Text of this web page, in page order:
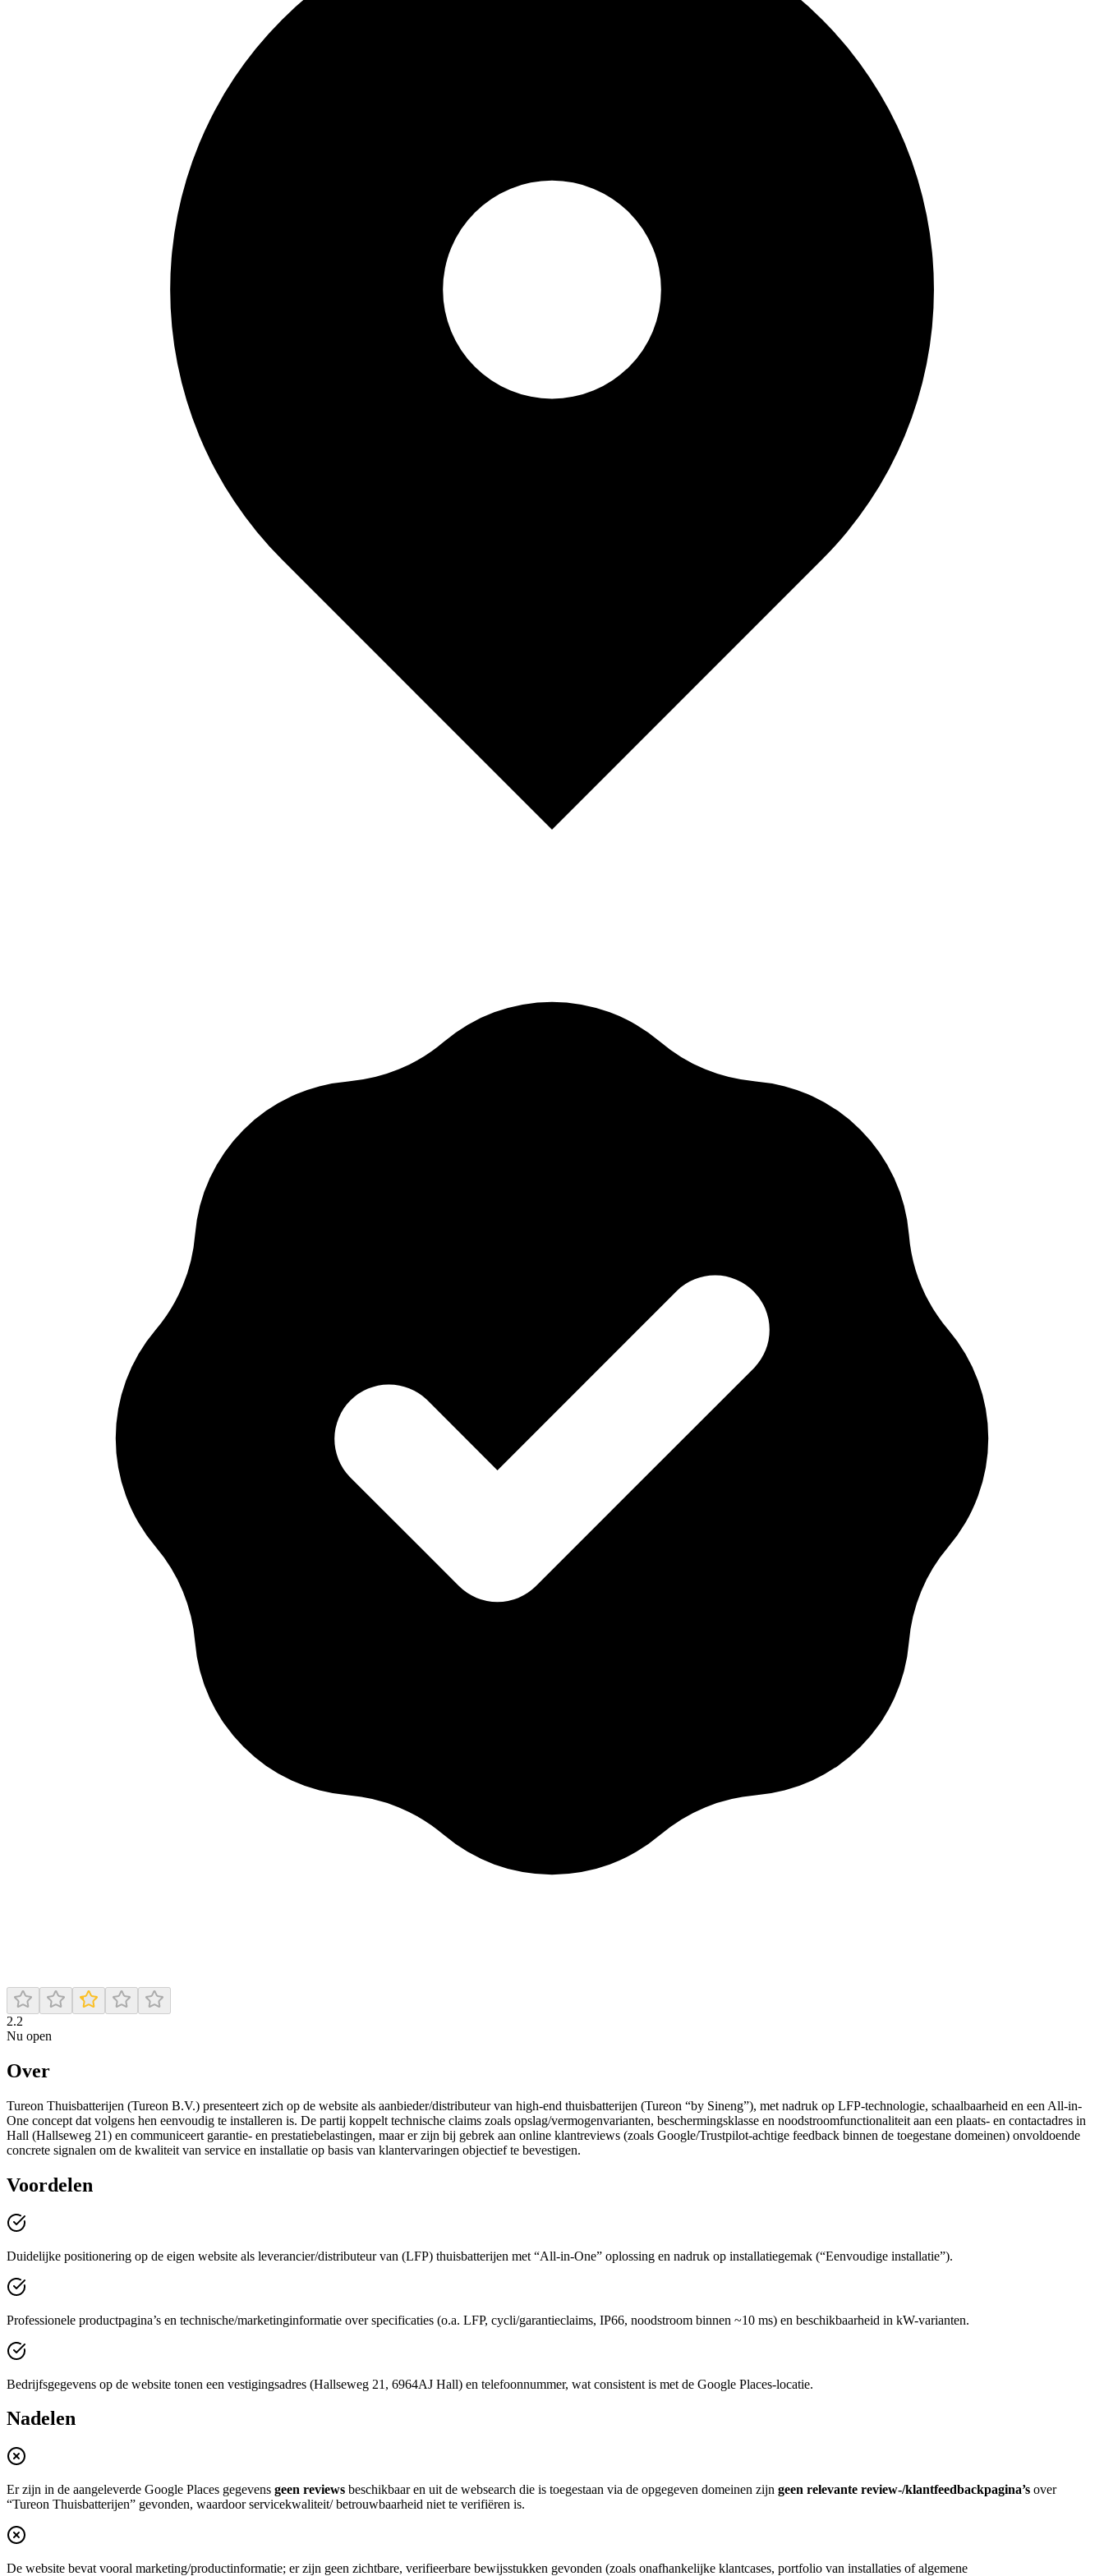
2.2
Nu open
Over
Tureon Thuisbatterijen (Tureon B.V.) presenteert zich op de website als aanbieder/distributeur van high-end thuisbatterijen (Tureon “by Sineng”), met nadruk op LFP-technologie, schaalbaarheid en een All-in-
One concept dat volgens hen eenvoudig te installeren is. De partij koppelt technische claims zoals opslag/vermogenvarianten, beschermingsklasse en noodstroomfunctionaliteit aan een plaats- en contactadres in
Hall (Hallseweg 21) en communiceert garantie- en prestatiebelastingen, maar er zijn bij gebrek aan online klantreviews (zoals Google/Trustpilot-achtige feedback binnen de toegestane domeinen) onvoldoende
concrete signalen om de kwaliteit van service en installatie op basis van klantervaringen objectief te bevestigen.
Voordelen
Duidelijke positionering op de eigen website als leverancier/distributeur van (LFP) thuisbatterijen met “All-in-One” oplossing en nadruk op installatiegemak (“Eenvoudige installatie”).
Professionele productpagina’s en technische/marketinginformatie over specificaties (o.a. LFP, cycli/garantieclaims, IP66, noodstroom binnen ~10 ms) en beschikbaarheid in kW-varianten.
Bedrijfsgegevens op de website tonen een vestigingsadres (Hallseweg 21, 6964AJ Hall) en telefoonnummer, wat consistent is met de Google Places-locatie.
Nadelen
Er zijn in de aangeleverde Google Places gegevens geen reviews beschikbaar en uit de websearch die is toegestaan via de opgegeven domeinen zijn geen relevante review-/klantfeedbackpagina’s over
“Tureon Thuisbatterijen” gevonden, waardoor servicekwaliteit/ betrouwbaarheid niet te verifiëren is.
De website bevat vooral marketing/productinformatie; er zijn geen zichtbare, verifieerbare bewijsstukken gevonden (zoals onafhankelijke klantcases, portfolio van installaties of algemene